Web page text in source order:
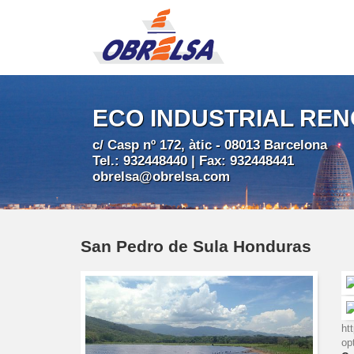
ECO INDUSTRIAL
c/ Casp nº 172, àtic - 08013 Barcelona
Tel.: 932448440 | Fax: 932448441
obrelsa@obrelsa.com
San Pedro de Sula Honduras